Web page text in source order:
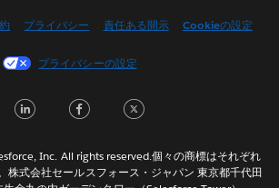
Français (Canada)
Italiano
Nederlands
プライバシー 責任ある開示 Cookieの設定
プライバシーの設定
LinkedInFacebook
Inc. All rights reserved.個々の商標はそれぞれ
株式会社セールスフォース・ジャパン 東京都千代田